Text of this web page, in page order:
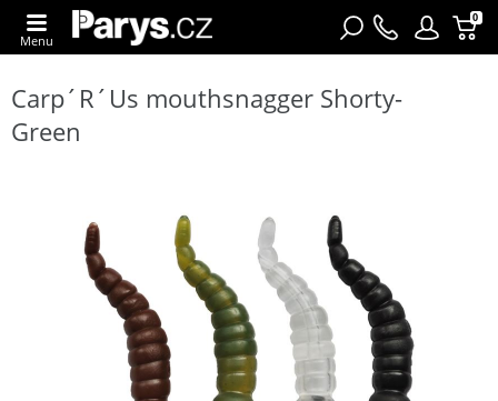
0
Menu
Carp´R´Us mouthsnagger Shorty-
Green